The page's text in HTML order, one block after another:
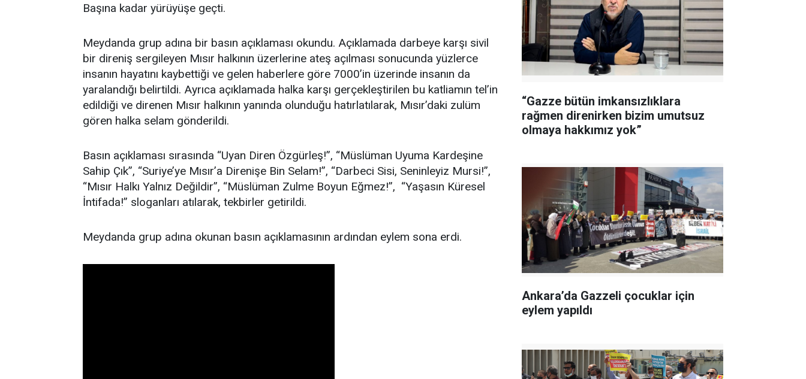
Başına kadar yürüyüşe geçti.
Meydanda grup adına bir basın açıklaması okundu. Açıklamada darbeye karşı sivil
bir direniş sergileyen Mısır halkının üzerlerine ateş açılması sonucunda yüzlerce
insanın hayatını kaybettiği ve gelen haberlere göre 7000’in üzerinde insanın da
yaralandığı belirtildi. Ayrıca açıklamada halka karşı gerçekleştirilen bu katliamın tel’in
edildiği ve direnen Mısır halkının yanında olunduğu hatırlatılarak, Mısır’daki zulüm
gören halka selam gönderildi.
Basın açıklaması sırasında “Uyan Diren Özgürleş!”, “Müslüman Uyuma Kardeşine
Sahip Çık”, “Suriye’ye Mısır’a Direnişe Bin Selam!”, “Darbeci Sisi, Seninleyiz Mursi!”,
“Mısır Halkı Yalnız Değildir”, “Müslüman Zulme Boyun Eğmez!”, “Yaşasın Küresel
İntifada!” sloganları atılarak, tekbirler getirildi.
Meydanda grup adına okunan basın açıklamasının ardından eylem sona erdi.
“Gazze bütün imkansızlıklara
rağmen direnirken bizim umutsuz
olmaya hakkımız yok”
Ankara’da Gazzeli çocuklar için
eylem yapıldı